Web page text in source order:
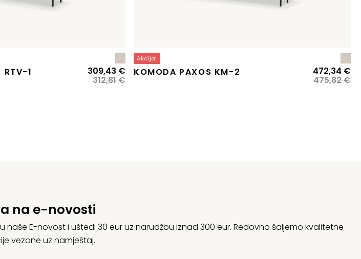
RTV-1
312,81€
Izvorna
cijena
309,43 €Trenutna
cijena
Akcija!
KOMODA PAXOS KM-2
475,82€
472,34 €
na e-novosti
naše E-novost i uštedi 30 eur uz narudžbu iznad 300 eur. Redovno šaljemo kvalitetne
vezane uz namještaj.